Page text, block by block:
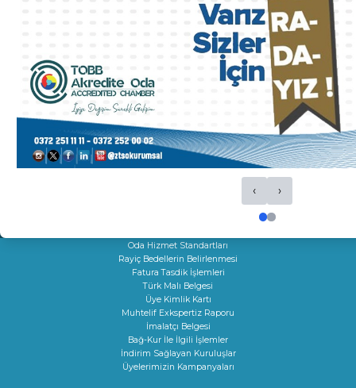
‹ ›
HİZMETLERİMİZ
Ticaret Sicil İşlemleri
Kapasite Raporları
Sigortacılık Levha Kaydı
Faaliyet Belgesi
Mersis
Yerli Malı Belgesi
Oda Hizmet Standartları
Rayiç Bedellerin Belirlenmesi
Fatura Tasdik İşlemleri
Türk Malı Belgesi
Üye Kimlik Kartı
Muhtelif Exkspertiz Raporu
İmalatçı Belgesi
Bağ-Kur İle İlgili İşlemler
İndirim Sağlayan Kuruluşlar
Üyelerimizin Kampanyaları